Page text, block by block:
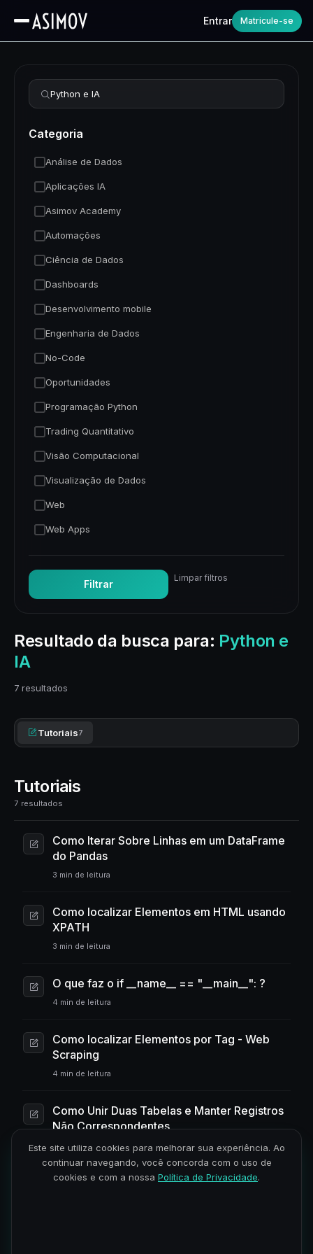
Entrar Matricule-se
Resultado da busca para: Python e
IA
7 resultados
Tutoriais7
Tutoriais
7 resultados
Como Iterar Sobre Linhas em um DataFrame
do Pandas
3 min de leitura
Como localizar Elementos em HTML usando
XPATH
3 min de leitura
O que faz o if __name__ == "__main__": ?
4 min de leitura
Como localizar Elementos por Tag - Web
Scraping
4 min de leitura
Como Unir Duas Tabelas e Manter Registros
Não Correspondentes
3 min de leitura
Entendendo HTML e a Estrutura de uma
Refinar busca
Categoria
Análise de Dados
Aplicações IA
Asimov Academy
Automações
Ciência de Dados
Dashboards
Desenvolvimento mobile
Engenharia de Dados
No-Code
Oportunidades
Programação Python
Trading Quantitativo
Visão Computacional
Visualização de Dados
Web
Web Apps
Filtrar
Limpar filtros
Este site utiliza cookies para melhorar sua experiência. Ao
continuar navegando, você concorda com o uso de
cookies e com a nossa Política de Privacidade.